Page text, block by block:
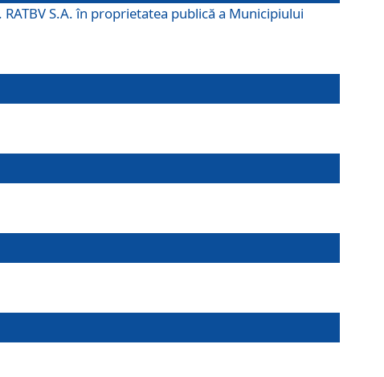
S.A. în proprietatea publică a Municipiului